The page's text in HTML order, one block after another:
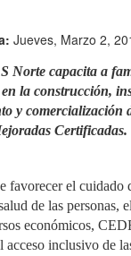
Jueves, Marzo 2,
Norte capacita a
la construcción,
y comercialización
Certificadas.
favorecer el cuidado
de las personas,
económicos,
acceso inclusivo de